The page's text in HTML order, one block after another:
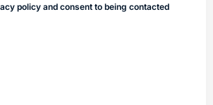
policy and consent to being contacted